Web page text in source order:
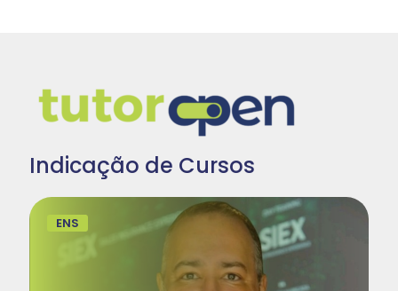
Indicação de Cursos
ENS